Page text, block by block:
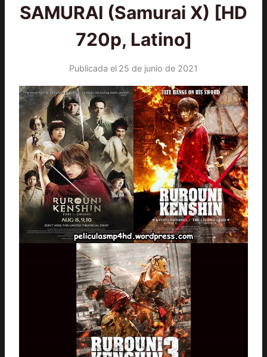
SAMURAI (Samurai X) [HD
720p, Latino]
Publicada el 25 de junio de 2021